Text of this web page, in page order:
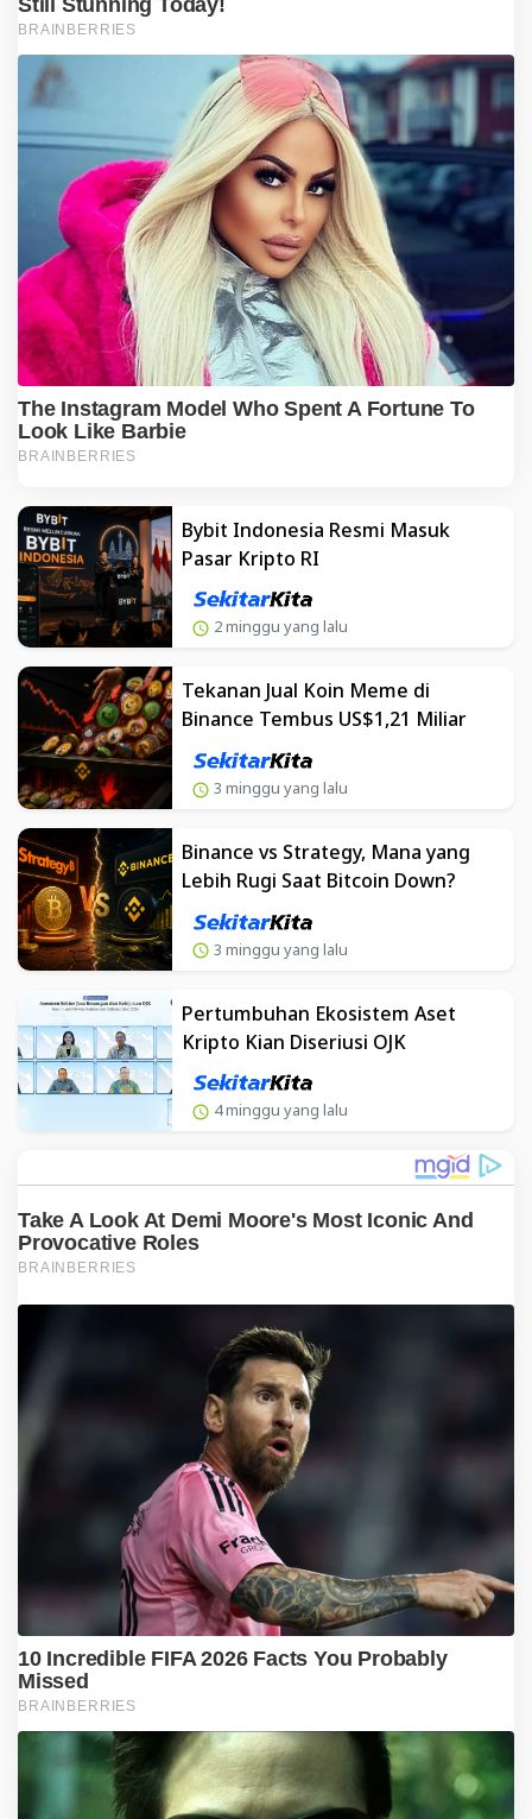
Bybit Indonesia Resmi Masuk
Pasar Kripto RI
2 minggu yang lalu
Tekanan Jual Koin Meme di
Binance Tembus US$1,21 Miliar
3 minggu yang lalu
Binance vs Strategy, Mana yang
Lebih Rugi Saat Bitcoin Down?
3 minggu yang lalu
Pertumbuhan Ekosistem Aset
Kripto Kian Diseriusi OJK
4 minggu yang lalu